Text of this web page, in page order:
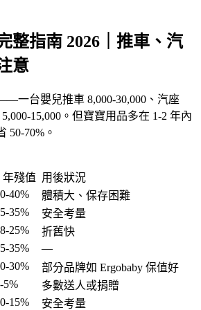
整指南 2026｜推車、汽
意
一台嬰兒推車 8,000-30,000、汽座
15,000。但寶寶用品多在 1-2 年內
70%。
年殘值 用後狀況
40%
體積大、保存困難
35%
安全考量
25%
折舊快
35%
—
30%
部分品牌如 Ergobaby 保值好
5%
多數送人或捐贈
15% 安全考量